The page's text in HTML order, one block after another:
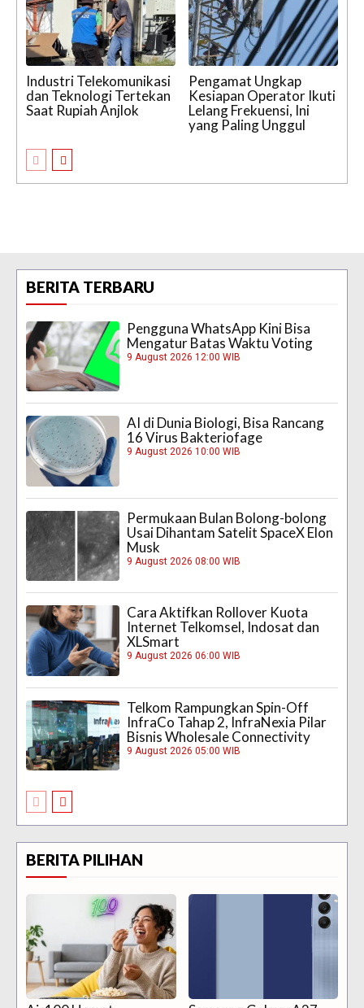
Industri Telekomunikasi
dan Teknologi Tertekan
Saat Rupiah Anjlok
Pengamat Ungkap
Kesiapan Operator Ikuti
Lelang Frekuensi, Ini
yang Paling Unggul
BERITA TERBARU
Pengguna WhatsApp Kini Bisa
Mengatur Batas Waktu Voting
9 August 2026 12:00 WIB
AI di Dunia Biologi, Bisa Rancang
16 Virus Bakteriofage
9 August 2026 10:00 WIB
Permukaan Bulan Bolong-bolong
Usai Dihantam Satelit SpaceX Elon
Musk
9 August 2026 08:00 WIB
Cara Aktifkan Rollover Kuota
Internet Telkomsel, Indosat dan
XLSmart
9 August 2026 06:00 WIB
Telkom Rampungkan Spin-Off
InfraCo Tahap 2, InfraNexia Pilar
Bisnis Wholesale Connectivity
9 August 2026 05:00 WIB
BERITA PILIHAN